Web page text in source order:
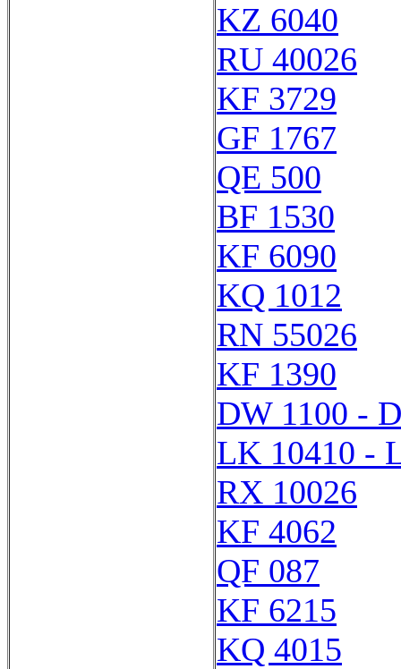
KZ 6040
RU 40026
KF 3729
GF 1767
QE 500
BF 1530
KF 6090
KQ 1012
RN 55026
KF 1390
DW 1100 -
LK 10410 -
RX 10026
KF 4062
QF 087
KF 6215
KQ 4015